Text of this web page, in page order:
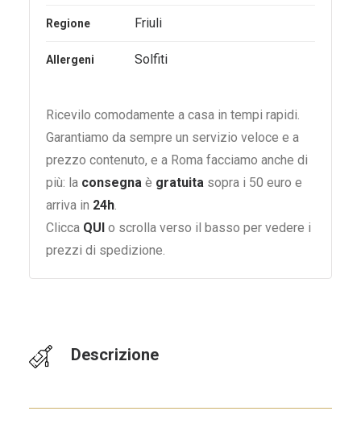
Regione Friuli
Allergeni Solfiti
Ricevilo comodamente a casa in tempi rapidi.
Garantiamo da sempre un servizio veloce e a
prezzo contenuto, e a Roma facciamo anche di
più: la consegna è gratuita sopra i 50 euro e
arriva in 24h.
Clicca QUI o scrolla verso il basso per vedere i
prezzi di spedizione.
Descrizione